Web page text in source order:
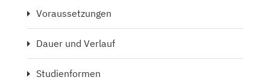
Voraussetzungen
Dauer und Verlauf
Studienformen